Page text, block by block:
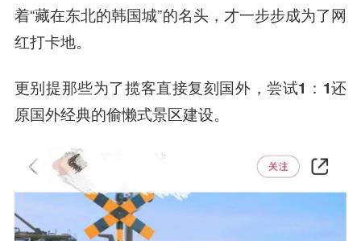
着“藏在东北的韩国城”的名头，才一步步成为了网
红打卡地。
更别提那些为了揽客直接复刻国外，尝试1：1还
原国外经典的偷懒式景区建设。